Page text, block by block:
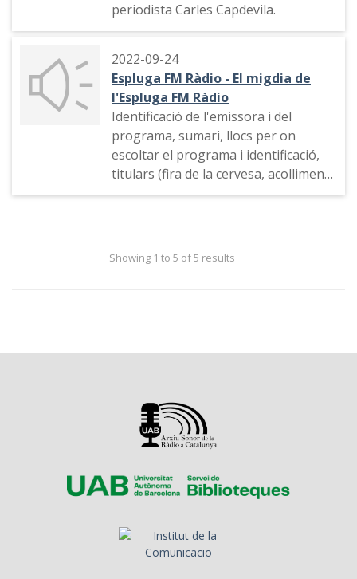
periodista Carles Capdevila.
2022-09-24
Espluga FM Ràdio - El migdia de
l'Espluga FM Ràdio
Identificació de l'emissora i del
programa, sumari, llocs per on
escoltar el programa i identificació,
titulars (fira de la cervesa, acolliment
de famílies ucraïneses, etc.), el jovent
Showing 1 to 5 of 5 results